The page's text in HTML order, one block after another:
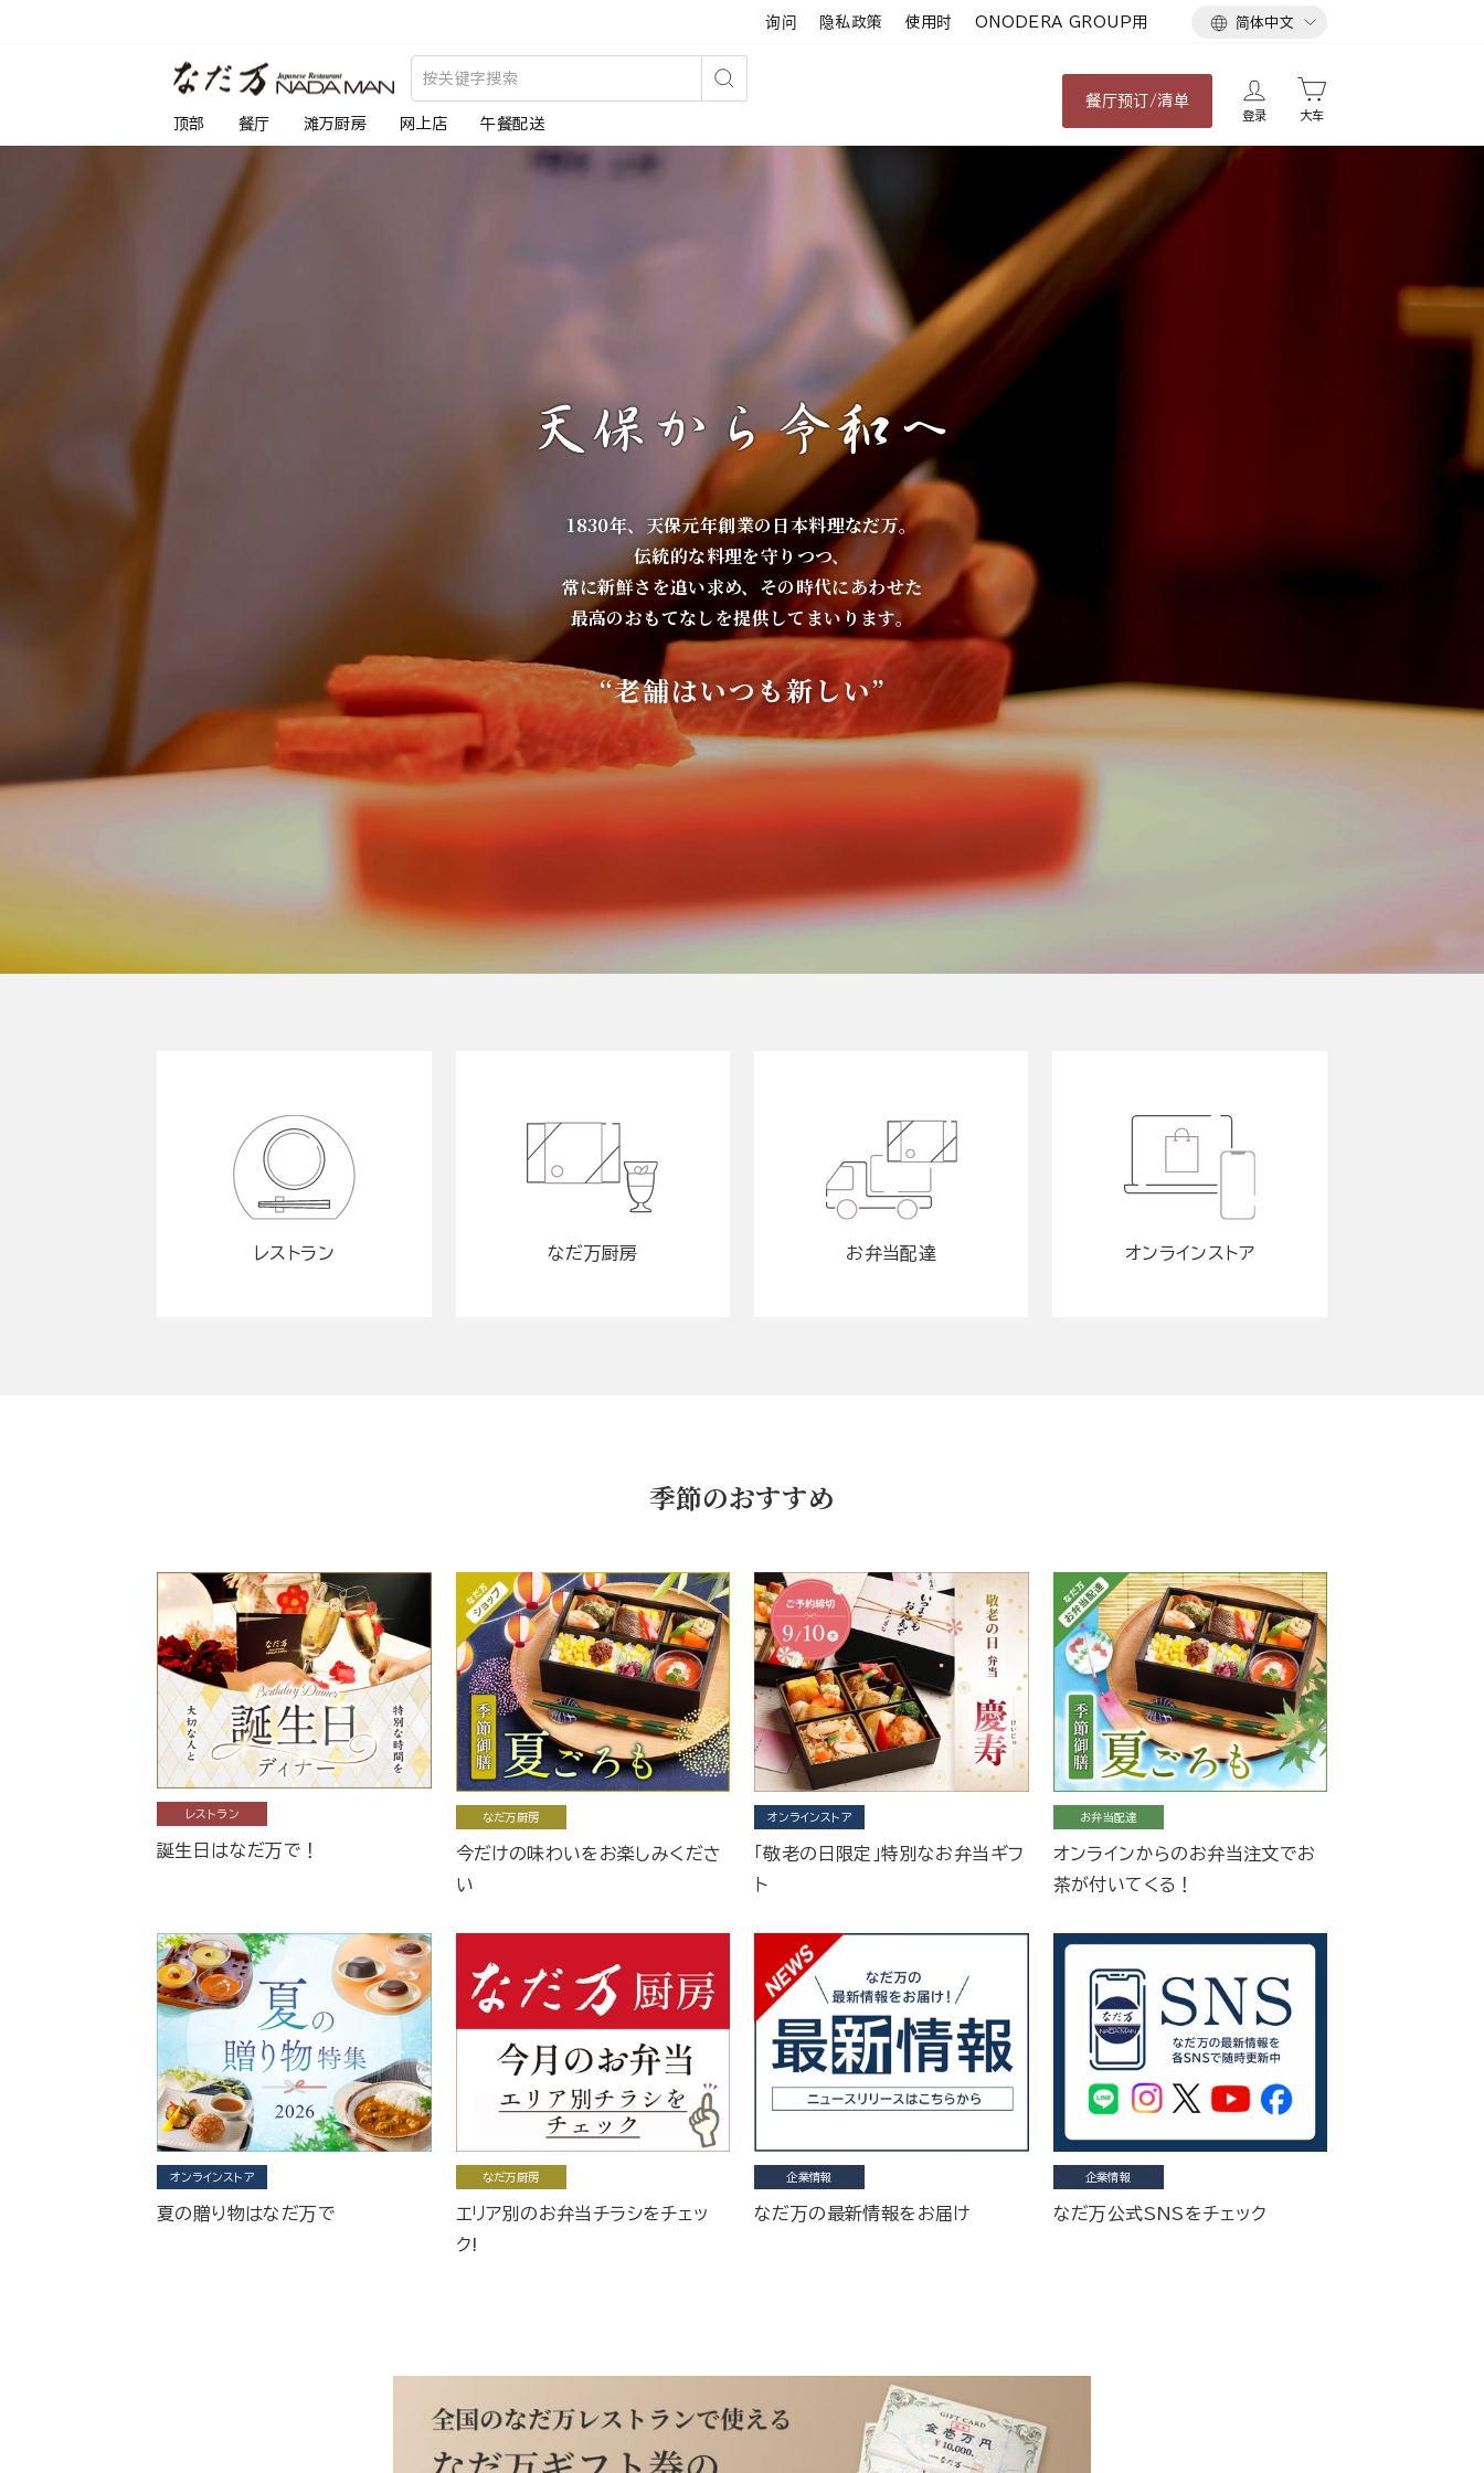
询问 隐私政策 使用时 ONODERA GROUP用
语
简体中文
な
だ
搜
顶部 餐厅 滩万厨房 网上店 午餐配送
餐厅预订/清单
登录 大车
1830年、天保元年創業の日本料理なだ万。
伝統的な料理を守りつつ、
常に新鮮さを追い求め、その時代にあわせた
最高のおもてなしを提供してまいります。
“老舗はいつも新しい”
レストラン なだ万厨房 お弁当配達 オンラインストア
季節のおすすめ
レストラン
誕生日はなだ万で！
なだ万厨房
今だけの味わいをお楽しみくださ
い
オンラインストア
「敬老の日限定」特別なお弁当ギフ
ト
お弁当配達
オンラインからのお弁当注文でお
茶が付いてくる！
オンラインストア
夏の贈り物はなだ万で
なだ万厨房
エリア別のお弁当チラシをチェッ
ク!
企業情報
なだ万の最新情報をお届け
企業情報
なだ万公式SNSをチェック